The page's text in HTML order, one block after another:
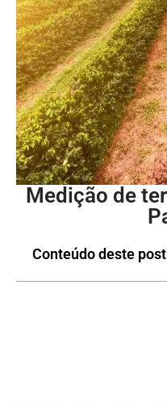
Medição de
Conteúdo deste post